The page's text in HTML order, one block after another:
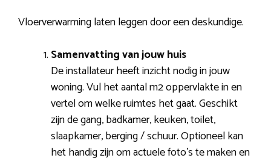
Vloerverwarming laten leggen door een deskundige.
Samenvatting van jouw huis
De installateur heeft inzicht nodig in jouw
woning. Vul het aantal m2 oppervlakte in en
vertel om welke ruimtes het gaat. Geschikt
zijn de gang, badkamer, keuken, toilet,
slaapkamer, berging / schuur. Optioneel kan
het handig zijn om actuele foto’s te maken en